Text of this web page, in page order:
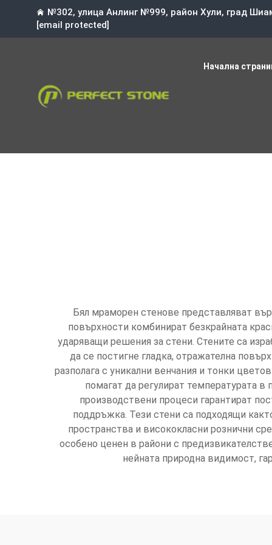
№302, улица Анлинг №999, район Хули, град
[email protected]
Начална
Бял мраморен стенове представляват
повърхности комбинират безкрайната
ударяващи решения за стени. Стените са
да се постигне гладка, отражателна
разполага с уникални венчания и тонки
помагат да регулират температурата
производствени процеси гарантират
поддръжка. Тези стени са подходящи
пространства и висококласни рознични
особено ценен в райони с
нейната природна видимост,